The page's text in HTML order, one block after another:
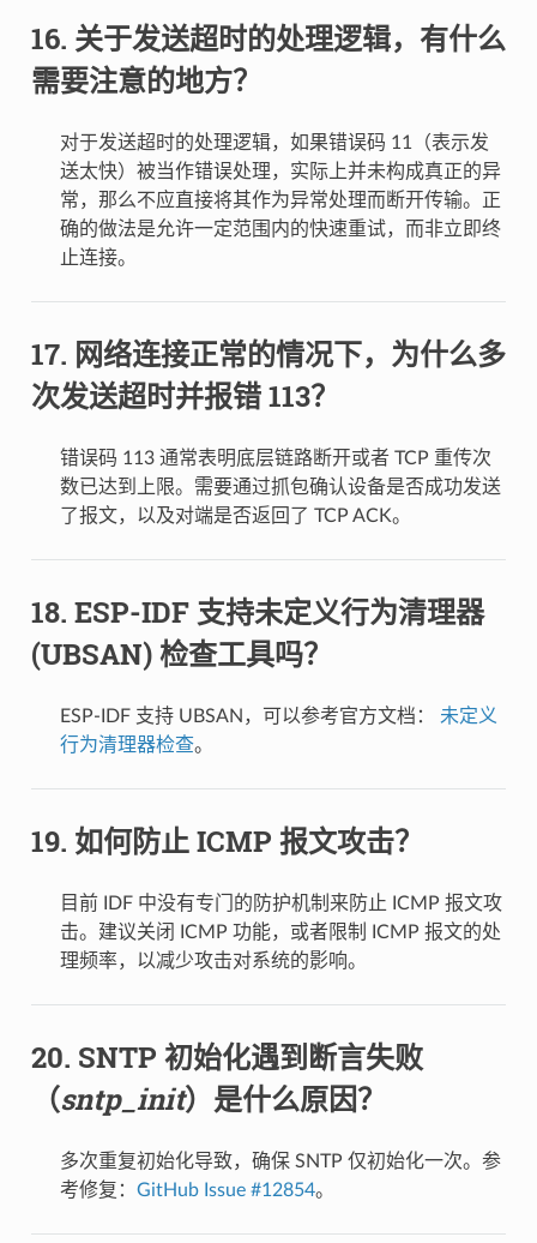
关于发送超时的处理逻辑，有什么
需要注意的地方？
对于发送超时的处理逻辑，如果错误码 11（表示发
送太快）被当作错误处理，实际上并未构成真正的异
常，那么不应直接将其作为异常处理而断开传输。正
确的做法是允许一定范围内的快速重试，而非立即终
止连接。
网络连接正常的情况下，为什么多
次发送超时并报错 113？
错误码 113 通常表明底层链路断开或者 TCP 重传次
数已达到上限。需要通过抓包确认设备是否成功发送
了报文，以及对端是否返回了 TCP ACK。
ESP-IDF 支持未定义行为清理器
(UBSAN) 检查工具吗？
ESP-IDF 支持 UBSAN，可以参考官方文档： 未定义
行为清理器检查。
如何防止 ICMP 报文攻击？
目前 IDF 中没有专门的防护机制来防止 ICMP 报文攻
击。建议关闭 ICMP 功能，或者限制 ICMP 报文的处
理频率，以减少攻击对系统的影响。
SNTP 初始化遇到断言失败
（sntp_init）是什么原因？
多次重复初始化导致，确保 SNTP 仅初始化一次。参
考修复： GitHub Issue #12854。